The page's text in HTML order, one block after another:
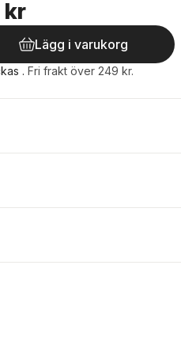
kr
Lägg i varukorg
. Fri frakt över 249 kr.